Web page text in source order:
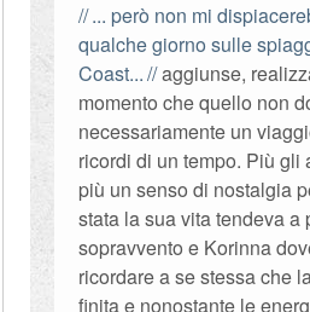
... però non mi
qualche giorno sulle
Coast... aggiunse,
momento che quello non
necessariamente un
ricordi di un tempo. Più gli
più un senso di nostalgia
stata la sua vita tendeva a
sopravvento e Korinna
ricordare a se stessa che
finita e nonostante le